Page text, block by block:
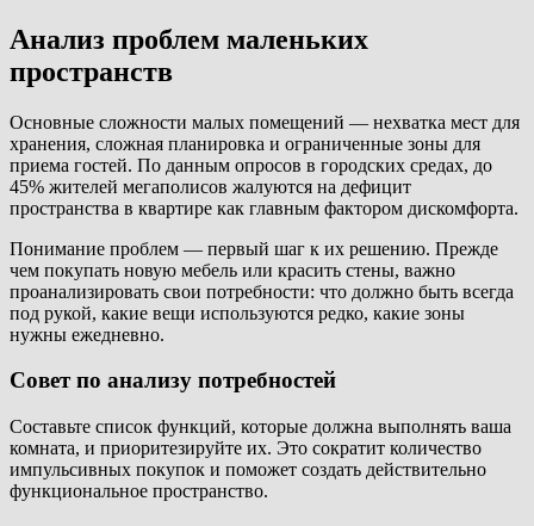
Анализ проблем маленьких
пространств
Основные сложности малых помещений — нехватка мест для
хранения, сложная планировка и ограниченные зоны для
приема гостей. По данным опросов в городских средах, до
45% жителей мегаполисов жалуются на дефицит
пространства в квартире как главным фактором дискомфорта.
Понимание проблем — первый шаг к их решению. Прежде
чем покупать новую мебель или красить стены, важно
проанализировать свои потребности: что должно быть всегда
под рукой, какие вещи используются редко, какие зоны
нужны ежедневно.
Совет по анализу потребностей
Составьте список функций, которые должна выполнять ваша
комната, и приоритезируйте их. Это сократит количество
импульсивных покупок и поможет создать действительно
функциональное пространство.